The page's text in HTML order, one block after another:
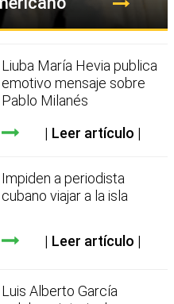
Liuba María Hevia publica
emotivo mensaje sobre
Pablo Milanés
Leer artículo
Impiden a periodista
cubano viajar a la isla
Leer artículo
Luis Alberto García